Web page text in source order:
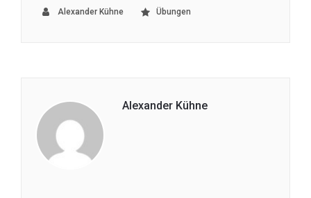
Alexander Kühne Übungen
Alexander Kühne